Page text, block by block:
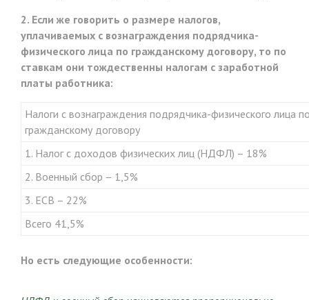
2. Если же говорить о размере налогов,
уплачиваемых с вознаграждения подрядчика-
физического лица по гражданскому договору, то по
ставкам они тождественны налогам с заработной
платы работника:
Налоги с вознаграждения подрядчика-физического лица
гражданскому договору
1. Налог с доходов физических лиц (НДФЛ) – 18%
2. Военный сбор – 1,5%
3. ЕСВ – 22%
Всего 41,5%
Но есть следующие особенности: